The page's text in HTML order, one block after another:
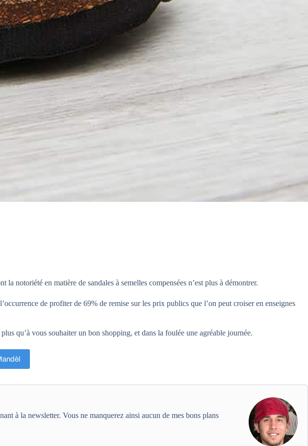
notoriété en matière de sandales à semelles compensées n’est plus à démontrer.
de profiter de 69% de remise sur les prix publics que l’on peut croiser en enseignes
qu’à vous souhaiter un bon shopping, et dans la foulée une agréable journée.
à la newsletter. Vous ne manquerez ainsi aucun de mes bons plans